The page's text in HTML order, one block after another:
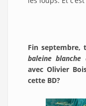
Fin septembre,
baleine
avec Olivier
cette BD?